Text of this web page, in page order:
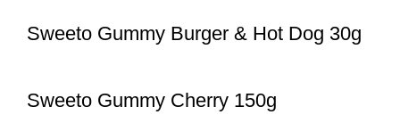
Sweeto Gummy Burger & Hot Dog 30g
Sweeto Gummy Cherry 150g